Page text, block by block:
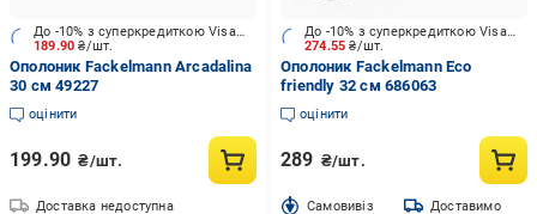
189.90₴/шт.
До -10% з суперкредиткою Visa Вигода
Ополоник Fackelmann Arcadalina
30 см 49227
оцінити
199.90 ₴/шт.
Доставка недоступна
274.55₴/шт.
До -10% з суперкредиткою Visa Вигода
Ополоник Fackelmann Eco
friendly 32 см 686063
оцінити
289 ₴/шт.
Cамовивіз Доставимо